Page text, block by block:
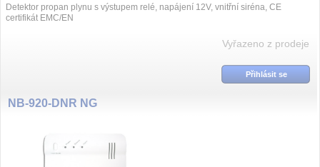
Detektor propan plynu s výstupem relé, napájení 12V, vnitřní siréna, CE
certifikát EMC/EN
Vyřazeno z prodeje
Přihlásit se
NB-920-DNR NG